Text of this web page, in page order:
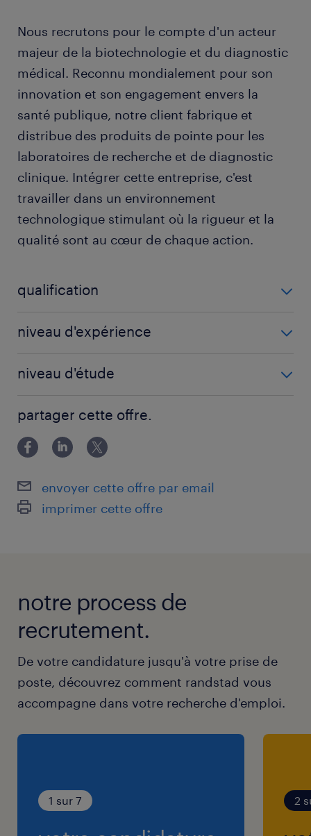
Nous recrutons pour le compte d'un acteur
majeur de la biotechnologie et du diagnostic
médical. Reconnu mondialement pour son
innovation et son engagement envers la
santé publique, notre client fabrique et
distribue des produits de pointe pour les
laboratoires de recherche et de diagnostic
clinique. Intégrer cette entreprise, c'est
travailler dans un environnement
technologique stimulant où la rigueur et la
qualité sont au cœur de chaque action.
qualification
niveau d'expérience
niveau d'étude
partager cette offre.
envoyer cette offre par email
imprimer cette offre
notre process de
recrutement.
De votre candidature jusqu'à votre prise de
poste, découvrez comment randstad vous
accompagne dans votre recherche d'emploi.
1 sur 7 2